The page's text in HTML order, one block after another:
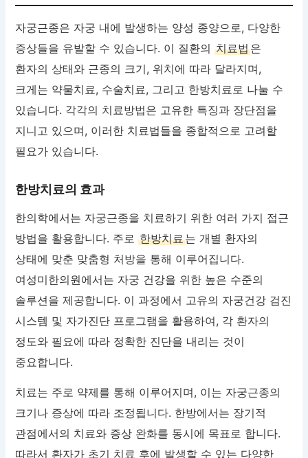
자궁근종은 자궁 내에 발생하는 양성 종양으로, 다양한
증상들을 유발할 수 있습니다. 이 질환의치료법은
환자의 상태와 근종의 크기, 위치에 따라 달라지며,
크게는 약물치료, 수술치료, 그리고 한방치료로 나눌 수
있습니다. 각각의 치료방법은 고유한 특징과 장단점을
지니고 있으며, 이러한 치료법들을 종합적으로 고려할
필요가 있습니다.
한방치료의 효과
한의학에서는 자궁근종을 치료하기 위한 여러 가지 접근
방법을 활용합니다. 주로한방치료는 개별 환자의
상태에 맞춘 맞춤형 처방을 통해 이루어집니다.
여성미한의원에서는 자궁 건강을 위한 높은 수준의
솔루션을 제공합니다. 이 과정에서 고유의 자궁건강 검진
시스템 및 자가진단 프로그램을 활용하여, 각 환자의
정도와 필요에 따라 정확한 진단을 내리는 것이
중요합니다.
치료는 주로 약제를 통해 이루어지며, 이는 자궁근종의
크기나 증상에 따라 조정됩니다. 한방에서는 장기적
관점에서의 치료와 증상 완화를 동시에 목표로 합니다.
따라서 환자가 초기 치료 후에 발생할 수 있는 다양한